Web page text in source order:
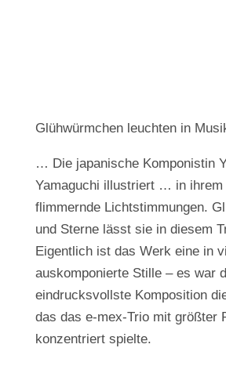
Glühwürmchen leuchten in
… Die japanische Komponistin
Yamaguchi illustriert … in ihrem
flimmernde Lichtstimmungen.
und Sterne lässt sie in diesem
Eigentlich ist das Werk eine in
auskomponierte Stille – es war
eindrucksvollste Komposition
das das e-mex-Trio mit größter
konzentriert spielte.